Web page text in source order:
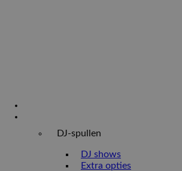
DJ-spullen
DJ shows
Extra opties